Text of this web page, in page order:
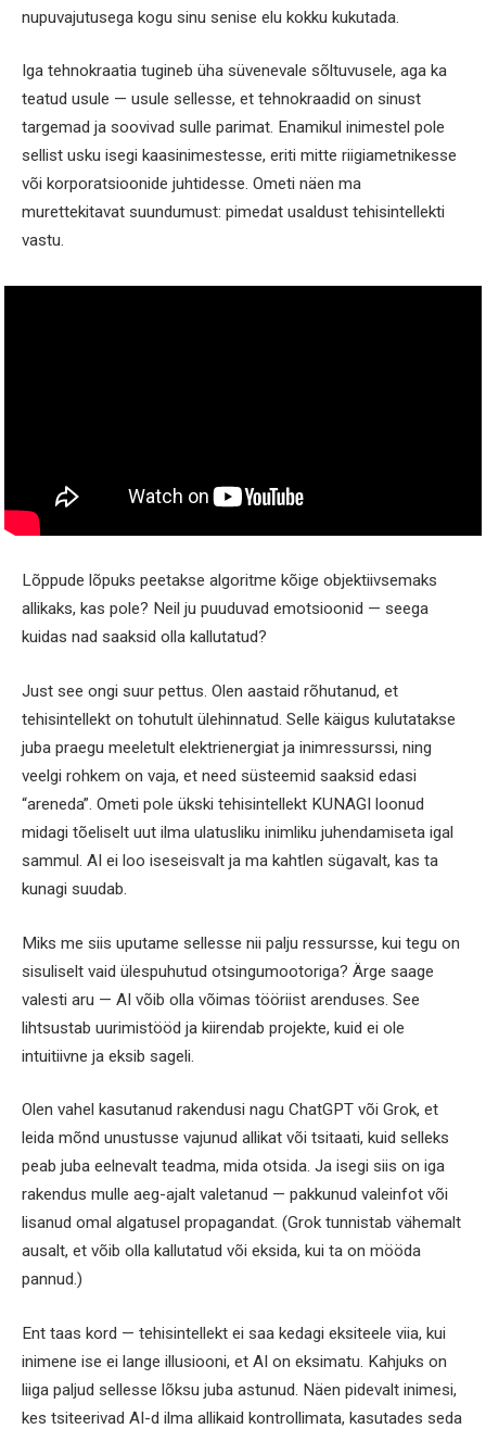
nupuvajutusega kogu sinu senise elu kokku kukutada.
Iga tehnokraatia tugineb üha süvenevale sõltuvusele, aga ka
teatud usule — usule sellesse, et tehnokraadid on sinust
targemad ja soovivad sulle parimat. Enamikul inimestel pole
sellist usku isegi kaasinimestesse, eriti mitte riigiametnikesse
või korporatsioonide juhtidesse. Ometi näen ma
murettekitavat suundumust: pimedat usaldust tehisintellekti
vastu.
Lõppude lõpuks peetakse algoritme kõige objektiivsemaks
allikaks, kas pole? Neil ju puuduvad emotsioonid — seega
kuidas nad saaksid olla kallutatud?
Just see ongi suur pettus. Olen aastaid rõhutanud, et
tehisintellekt on tohutult ülehinnatud. Selle käigus kulutatakse
juba praegu meeletult elektrienergiat ja inimressurssi, ning
veelgi rohkem on vaja, et need süsteemid saaksid edasi
“areneda”. Ometi pole ükski tehisintellekt KUNAGI loonud
midagi tõeliselt uut ilma ulatusliku inimliku juhendamiseta igal
sammul. AI ei loo iseseisvalt ja ma kahtlen sügavalt, kas ta
kunagi suudab.
Miks me siis uputame sellesse nii palju ressursse, kui tegu on
sisuliselt vaid ülespuhutud otsingumootoriga? Ärge saage
valesti aru — AI võib olla võimas tööriist arenduses. See
lihtsustab uurimistööd ja kiirendab projekte, kuid ei ole
intuitiivne ja eksib sageli.
Olen vahel kasutanud rakendusi nagu ChatGPT või Grok, et
leida mõnd unustusse vajunud allikat või tsitaati, kuid selleks
peab juba eelnevalt teadma, mida otsida. Ja isegi siis on iga
rakendus mulle aeg-ajalt valetanud — pakkunud valeinfot või
lisanud omal algatusel propagandat. (Grok tunnistab vähemalt
ausalt, et võib olla kallutatud või eksida, kui ta on mööda
pannud.)
Ent taas kord — tehisintellekt ei saa kedagi eksiteele viia, kui
inimene ise ei lange illusiooni, et AI on eksimatu. Kahjuks on
liiga paljud sellesse lõksu juba astunud. Näen pidevalt inimesi,
kes tsiteerivad AI-d ilma allikaid kontrollimata, kasutades seda